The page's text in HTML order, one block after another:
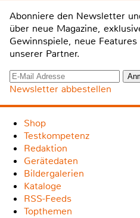
Abonniere den Newsletter
über neue Magazine,
Gewinnspiele, neue
unserer Partner.
Newsletter abbestellen
Shop
Testkompetenz
Redaktion
Gerätedaten
Bildergalerien
Kataloge
RSS-Feeds
Topthemen